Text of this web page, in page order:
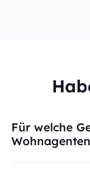
Für welche